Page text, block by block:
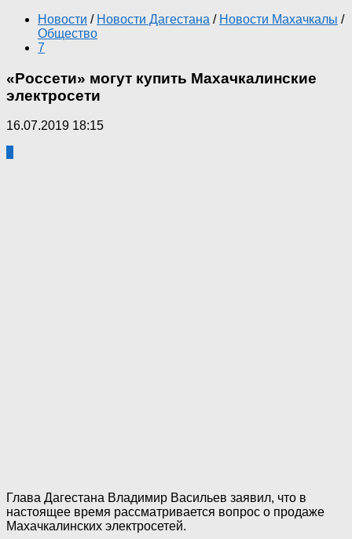
Новости / Новости Дагестана / Новости Махачкалы /
Общество
7
«Россети» могут купить Махачкалинские
электросети
16.07.2019 18:15
Глава Дагестана Владимир Васильев заявил, что в
настоящее время рассматривается вопрос о продаже
Махачкалинских электросетей.